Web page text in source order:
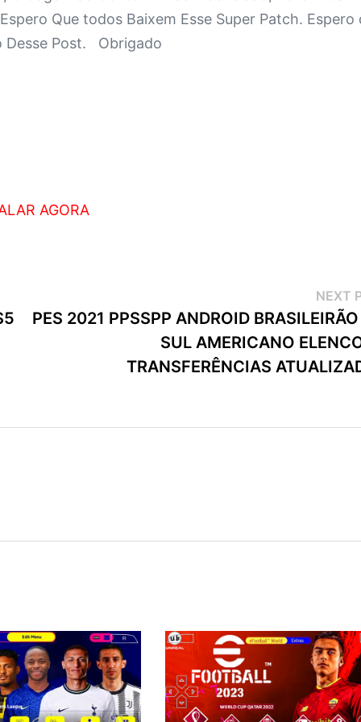
Que todos Baixem Esse Super Patch. Espero
Desse Post. Obrigado
AGORA
NEXT
PES 2021 PPSSPP ANDROID
SUL AMERICANO
TRANSFERÊNCIAS